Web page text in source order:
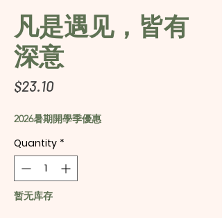
凡是遇见，皆有
深意
$23.10Price
2026暑期開學季優惠
Quantity *
暂无库存